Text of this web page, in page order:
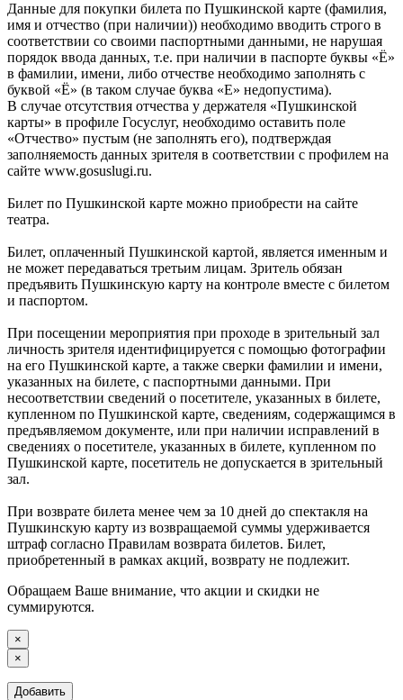
Данные для покупки билета по Пушкинской карте (фамилия,
имя и отчество (при наличии)) необходимо вводить строго в
соответствии со своими паспортными данными, не нарушая
порядок ввода данных, т.е. при наличии в паспорте буквы «Ё»
в фамилии, имени, либо отчестве необходимо заполнять с
буквой «Ё» (в таком случае буква «Е» недопустима).
В случае отсутствия отчества у держателя «Пушкинской
карты» в профиле Госуслуг, необходимо оставить поле
«Отчество» пустым (не заполнять его), подтверждая
заполняемость данных зрителя в соответствии с профилем на
сайте www.gosuslugi.ru.
Билет по Пушкинской карте можно приобрести на сайте
театра.
Билет, оплаченный Пушкинской картой, является именным и
не может передаваться третьим лицам. Зритель обязан
предъявить Пушкинскую карту на контроле вместе с билетом
и паспортом.
При посещении мероприятия при проходе в зрительный зал
личность зрителя идентифицируется с помощью фотографии
на его Пушкинской карте, а также сверки фамилии и имени,
указанных на билете, с паспортными данными. При
несоответствии сведений о посетителе, указанных в билете,
купленном по Пушкинской карте, сведениям, содержащимся в
предъявляемом документе, или при наличии исправлений в
сведениях о посетителе, указанных в билете, купленном по
Пушкинской карте, посетитель не допускается в зрительный
зал.
При возврате билета менее чем за 10 дней до спектакля на
Пушкинскую карту из возвращаемой суммы удерживается
штраф согласно Правилам возврата билетов. Билет,
приобретенный в рамках акций, возврату не подлежит.
Обращаем Ваше внимание, что акции и скидки не
суммируются.
×
×
Добавить